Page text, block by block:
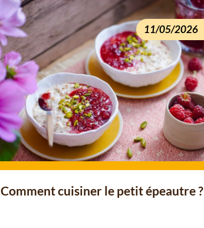
11/05/2026
Comment cuisiner le petit épeautre ?